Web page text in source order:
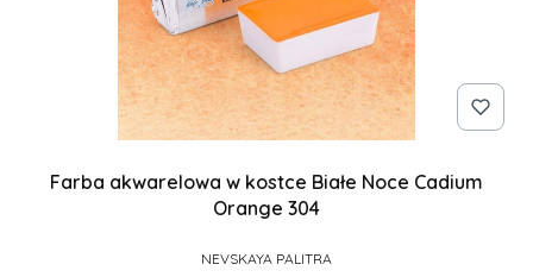
Farba akwarelowa w kostce Białe Noce Cadium
Orange 304
PRODUCENT
NEVSKAYA PALITRA